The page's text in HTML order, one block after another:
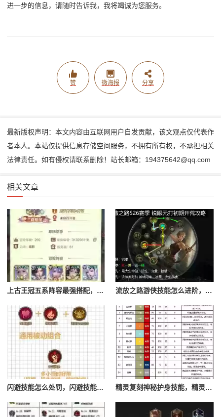
进一步的信息，请随时告诉我，我将竭诚为您服务。
赞 微海报 分享
最新版权声明：本文内容由互联网用户自发贡献，该文观点仅代表作
者本人。本站仅提供信息存储空间服务，不拥有所有权，不承担相关
法律责任。如有侵权请联系删除！站长邮箱：194375642@qq.com
相关文章
上古王冠五系阵容最强搭配，上古王冠五星排行 流放之路游侠技能怎么进阶，流放之路游侠技能怎么进阶的
闪避技能怎么处罚，闪避技能怎么处罚队友 精灵复刻神秘护身技能，精灵复刻攻略